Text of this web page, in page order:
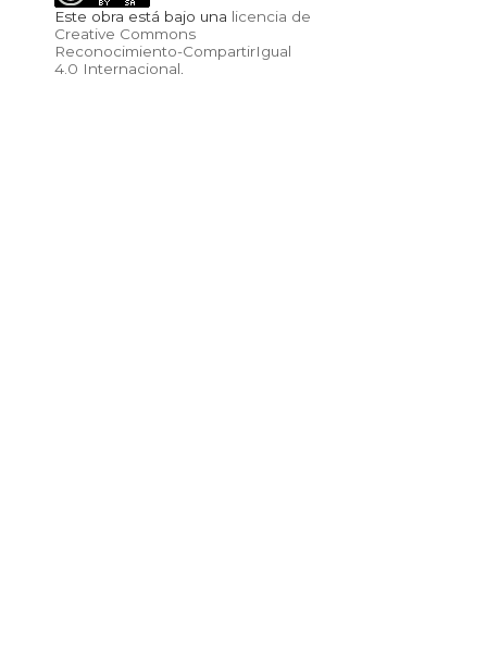
Este obra está bajo una licencia de
Creative Commons
Reconocimiento-CompartirIgual
4.0 Internacional